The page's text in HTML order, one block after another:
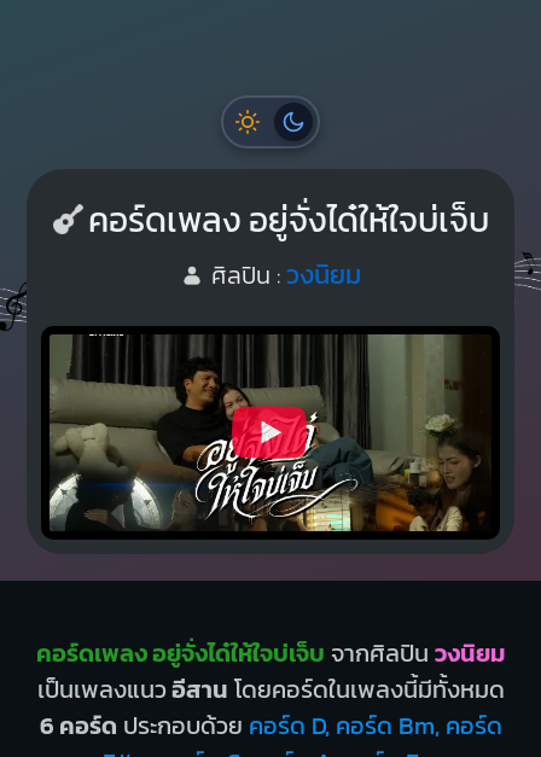
คอร์ดเพลง อยู่จั่งได๋ให้ใจบ่เจ็บ
ศิลปิน :วงนิยม
คอร์ดเพลง อยู่จั่งได๋ให้ใจบ่เจ็บ จากศิลปิน วงนิยม
เป็นเพลงแนวอีสาน โดยคอร์ดในเพลงนี้มีทั้งหมด
6 คอร์ด ประกอบด้วย คอร์ด D, คอร์ด Bm, คอร์ด